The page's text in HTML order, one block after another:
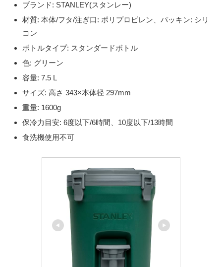
ブランド: STANLEY(スタンレー)
材質: 本体/フタ/注ぎ口: ポリプロピレン、パッキン: シリ
コン
ボトルタイプ: スタンダードボトル
色: グリーン
容量: 7.5 L
サイズ: 高さ 343×本体径 297mm
重量: 1600g
保冷力目安: 6度以下/6時間、10度以下/13時間
食洗機使用不可